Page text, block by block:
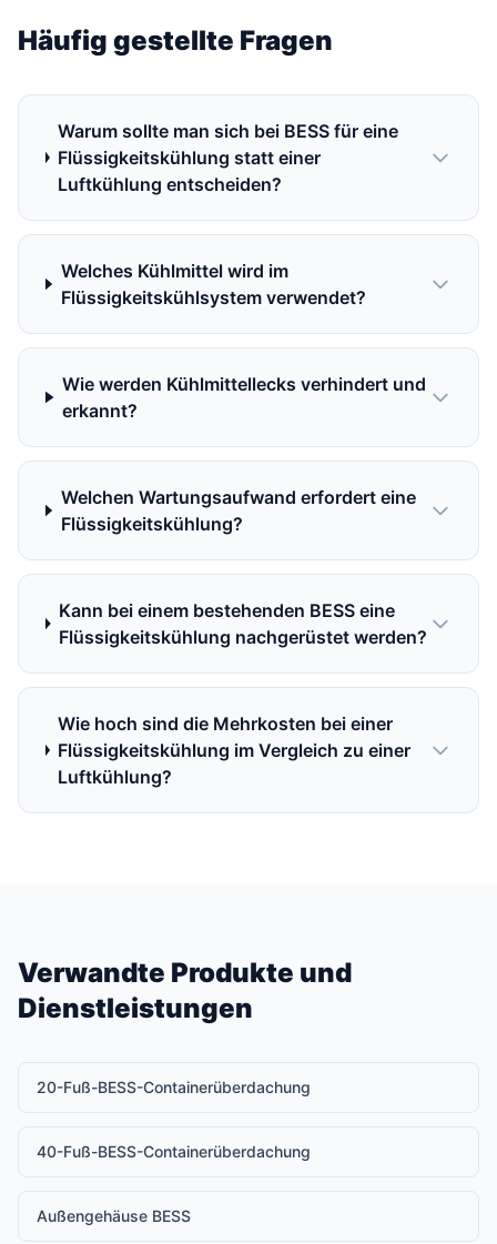
Häufig gestellte Fragen
Warum sollte man sich bei BESS für eine
Flüssigkeitskühlung statt einer
Luftkühlung entscheiden?
Welches Kühlmittel wird im
Flüssigkeitskühlsystem verwendet?
Wie werden Kühlmittellecks verhindert und
erkannt?
Welchen Wartungsaufwand erfordert eine
Flüssigkeitskühlung?
Kann bei einem bestehenden BESS eine
Flüssigkeitskühlung nachgerüstet werden?
Wie hoch sind die Mehrkosten bei einer
Flüssigkeitskühlung im Vergleich zu einer
Luftkühlung?
Verwandte Produkte und
Dienstleistungen
20-Fuß-BESS-Containerüberdachung
40-Fuß-BESS-Containerüberdachung
Außengehäuse BESS